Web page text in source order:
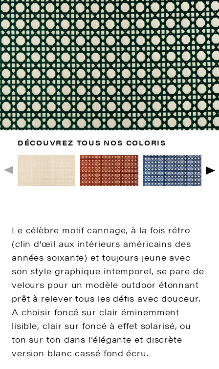
DÉCOUVREZ TOUS NOS COLORIS
Le célèbre motif cannage, à la fois rétro
(clin d’œil aux intérieurs américains des
années soixante) et toujours jeune avec
son style graphique intemporel, se pare de
velours pour un modèle outdoor étonnant
prêt à relever tous les défis avec douceur.
A choisir foncé sur clair éminemment
lisible, clair sur foncé à effet solarisé, ou
ton sur ton dans l’élégante et discrète
version blanc cassé fond écru.